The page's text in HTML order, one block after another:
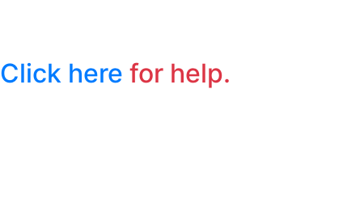
Click here for help.